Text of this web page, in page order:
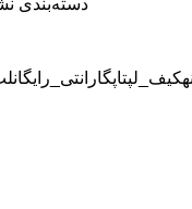
کیف_لپتاپگارانتی_رایگان
دسته‌بندی